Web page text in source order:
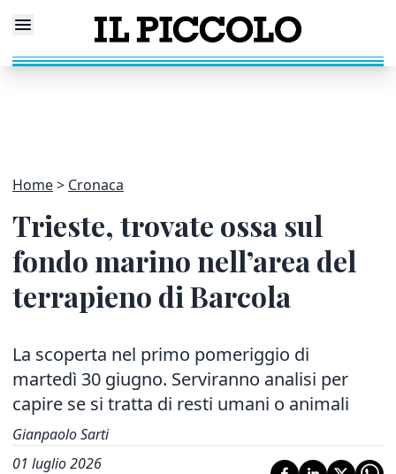
Home Cronaca
Trieste, trovate ossa sul
fondo marino nell’area del
terrapieno di Barcola
La scoperta nel primo pomeriggio di
martedì 30 giugno. Serviranno analisi per
capire se si tratta di resti umani o animali
Gianpaolo Sarti
01 luglio 2026